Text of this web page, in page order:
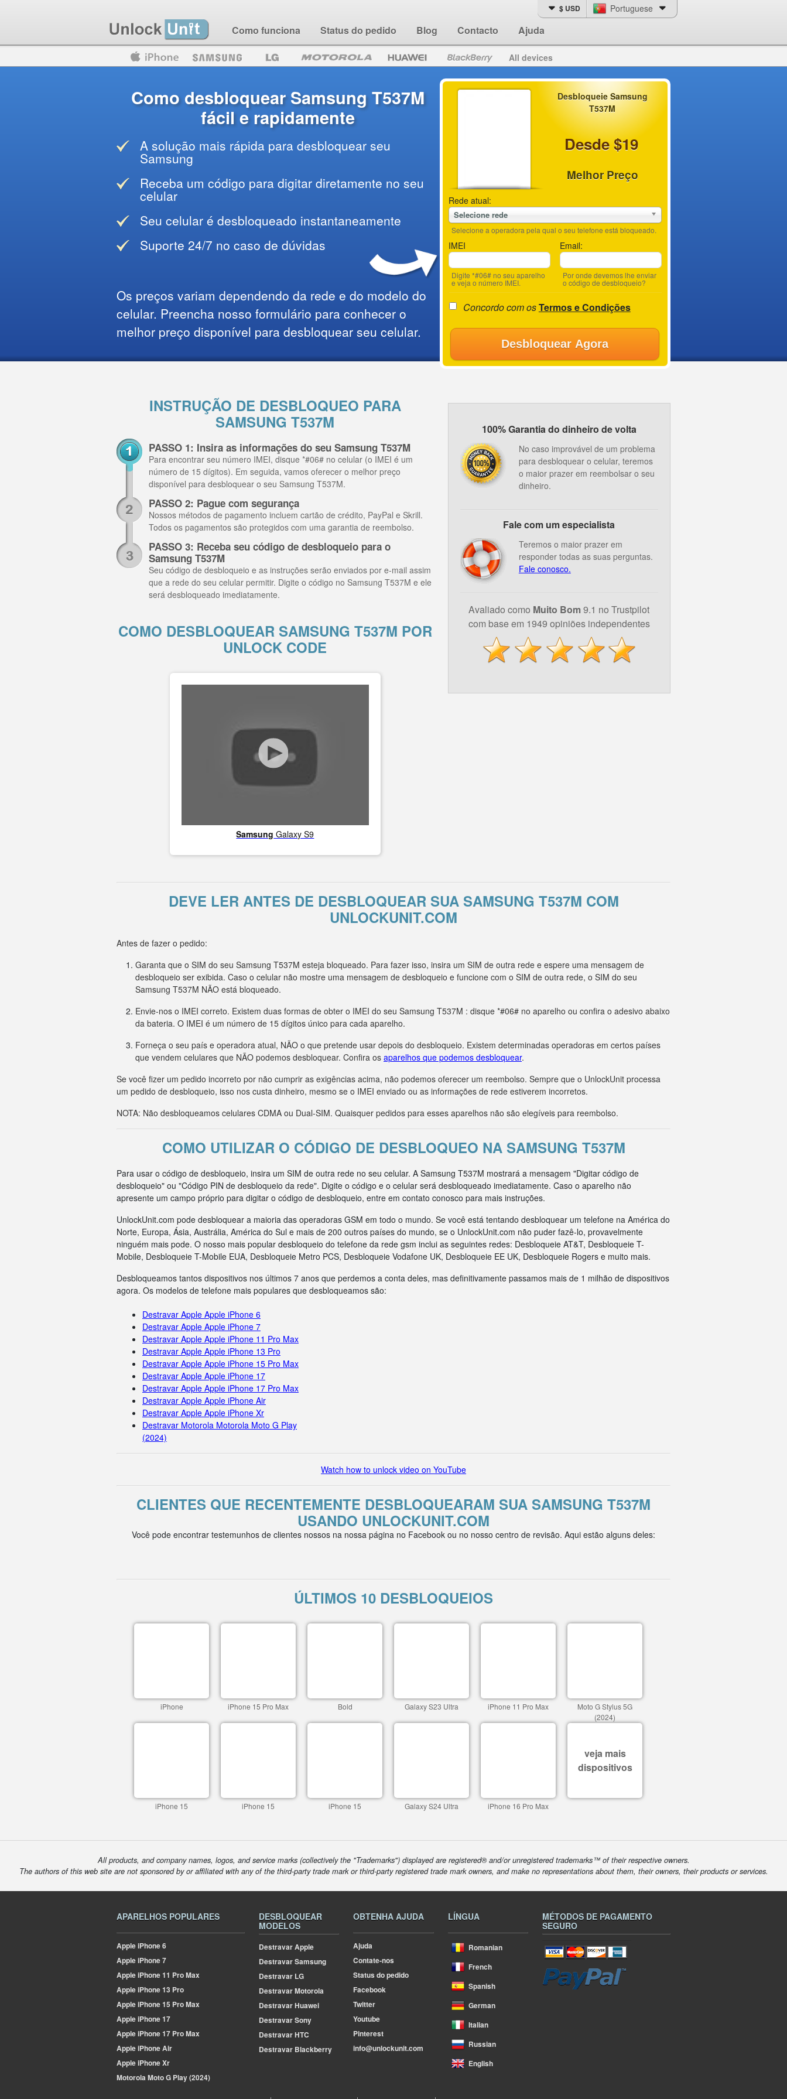
Como funciona Status do pedido Blog Contacto Ajuda
$ USD Portuguese
Blackberry All devices
Desbloqueie Samsung
T537M
Desde $19
Melhor Preço
Rede atual:
Selecione rede
Selecione a operadora pela qual o seu telefone está bloqueado.
IMEI
Digite *#06# no seu aparelho
e veja o número IMEI.
Email:
Por onde devemos lhe enviar
o código de desbloqueio?
Concordo com osTermos e Condições
Desbloquear Agora
Como desbloquear Samsung T537M
fácil e rapidamente
A solução mais rápida para desbloquear seu
Samsung
Receba um código para digitar diretamente no seu
celular
Seu celular é desbloqueado instantaneamente
Suporte 24/7 no caso de dúvidas
Os preços variam dependendo da rede e do modelo do
celular. Preencha nosso formulário para conhecer o
melhor preço disponível para desbloquear seu celular.
INSTRUÇÃO DE DESBLOQUEO PARA
SAMSUNG T537M
PASSO 1: Insira as informações do seu Samsung T537M
Para encontrar seu número IMEI, disque *#06# no celular (o IMEI é um
número de 15 dígitos). Em seguida, vamos oferecer o melhor preço
disponível para desbloquear o seu Samsung T537M.
PASSO 2: Pague com segurança
Nossos métodos de pagamento incluem cartão de crédito, PayPal e Skrill.
Todos os pagamentos são protegidos com uma garantia de reembolso.
PASSO 3: Receba seu código de desbloqueio para o
Samsung T537M
Seu código de desbloqueio e as instruções serão enviados por e-mail assim
que a rede do seu celular permitir. Digite o código no Samsung T537M e ele
será desbloqueado imediatamente.
COMO DESBLOQUEAR SAMSUNG T537M POR
UNLOCK CODE
Samsung Galaxy S9
100% Garantia do dinheiro de volta
No caso improvável de um problema
para desbloquear o celular, teremos
o maior prazer em reembolsar o seu
dinheiro.
Fale com um especialista
Teremos o maior prazer em
responder todas as suas perguntas.
Fale conosco.
Avaliado como Muito Bom9.1 no Trustpilot
com base em 1949 opiniões independentes
DEVE LER ANTES DE DESBLOQUEAR SUA SAMSUNG T537M COM
UNLOCKUNIT.COM
Antes de fazer o pedido:
Garanta que o SIM do seu Samsung T537M esteja bloqueado. Para fazer isso, insira um SIM de outra rede e espere uma mensagem de
desbloqueio ser exibida. Caso o celular não mostre uma mensagem de desbloqueio e funcione com o SIM de outra rede, o SIM do seu
Samsung T537M NÃO está bloqueado.
Envie-nos o IMEI correto. Existem duas formas de obter o IMEI do seu Samsung T537M : disque *#06# no aparelho ou confira o adesivo abaixo
da bateria. O IMEI é um número de 15 dígitos único para cada aparelho.
Forneça o seu país e operadora atual, NÃO o que pretende usar depois do desbloqueio. Existem determinadas operadoras em certos países
que vendem celulares que NÃO podemos desbloquear. Confira os aparelhos que podemos desbloquear.
Se você fizer um pedido incorreto por não cumprir as exigências acima, não podemos oferecer um reembolso. Sempre que o UnlockUnit processa
um pedido de desbloqueio, isso nos custa dinheiro, mesmo se o IMEI enviado ou as informações de rede estiverem incorretos.
NOTA: Não desbloqueamos celulares CDMA ou Dual-SIM. Quaisquer pedidos para esses aparelhos não são elegíveis para reembolso.
COMO UTILIZAR O CÓDIGO DE DESBLOQUEO NA SAMSUNG T537M
Para usar o código de desbloqueio, insira um SIM de outra rede no seu celular. A Samsung T537M mostrará a mensagem "Digitar código de
desbloqueio" ou "Código PIN de desbloqueio da rede". Digite o código e o celular será desbloqueado imediatamente. Caso o aparelho não
apresente um campo próprio para digitar o código de desbloqueio, entre em contato conosco para mais instruções.
UnlockUnit.com pode desbloquear a maioria das operadoras GSM em todo o mundo. Se você está tentando desbloquear um telefone na América do
Norte, Europa, Ásia, Austrália, América do Sul e mais de 200 outros países do mundo, se o UnlockUnit.com não puder fazê-lo, provavelmente
ninguém mais pode. O nosso mais popular desbloqueio do telefone da rede gsm inclui as seguintes redes: Desbloqueie AT&T, Desbloqueie T-
Mobile, Desbloqueie T-Mobile EUA, Desbloqueie Metro PCS, Desbloqueie Vodafone UK, Desbloqueie EE UK, Desbloqueie Rogers e muito mais.
Desbloqueamos tantos dispositivos nos últimos 7 anos que perdemos a conta deles, mas definitivamente passamos mais de 1 milhão de dispositivos
agora. Os modelos de telefone mais populares que desbloqueamos são:
Destravar Apple Apple iPhone 6
Destravar Apple Apple iPhone 7
Destravar Apple Apple iPhone 11 Pro Max
Destravar Apple Apple iPhone 13 Pro
Destravar Apple Apple iPhone 15 Pro Max
Destravar Apple Apple iPhone 17
Destravar Apple Apple iPhone 17 Pro Max
Destravar Apple Apple iPhone Air
Destravar Apple Apple iPhone Xr
Destravar Motorola Motorola Moto G Play
(2024)
Watch how to unlock video on YouTube
CLIENTES QUE RECENTEMENTE DESBLOQUEARAM SUA SAMSUNG T537M
USANDO UNLOCKUNIT.COM
Você pode encontrar testemunhos de clientes nossos na nossa página no Facebook ou no nosso centro de revisão. Aqui estão alguns deles:
ÚLTIMOS 10 DESBLOQUEIOS
iPhone iPhone 15 Pro Max Bold Galaxy S23 Ultra iPhone 11 Pro Max
Moto G Stylus 5G
(2024)
iPhone 15 iPhone 15 iPhone 15 Galaxy S24 Ultra iPhone 16 Pro Max
veja mais
dispositivos
All products, and company names, logos, and service marks (collectively the "Trademarks") displayed are registered® and/or unregistered trademarks™ of their respective owners.
The authors of this web site are not sponsored by or affiliated with any of the third-party trade mark or third-party registered trade mark owners, and make no representations about them, their owners, their products or services.
APARELHOS POPULARES
AppleiPhone 6
AppleiPhone 7
AppleiPhone 11 Pro Max
AppleiPhone 13 Pro
AppleiPhone 15 Pro Max
AppleiPhone 17
AppleiPhone 17 Pro Max
AppleiPhone Air
AppleiPhone Xr
MotorolaMoto G Play (2024)
DESBLOQUEAR
MODELOS
Destravar Apple
Destravar Samsung
Destravar LG
Destravar Motorola
Destravar Huawei
Destravar Sony
Destravar HTC
Destravar Blackberry
OBTENHA AJUDA
Ajuda
Contate-nos
Status do pedido
Facebook
Twitter
Youtube
Pinterest
info@unlockunit.com
LÍNGUA
Romanian
French
Spanish
German
Italian
Russian
English
MÉTODOS DE PAGAMENTO
SEGURO